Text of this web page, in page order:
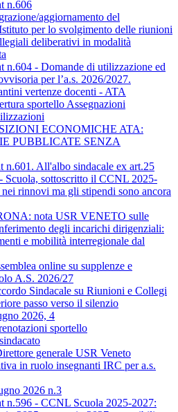
n.606
aggiornamento del
per lo svolgimento delle riunioni
deliberativi in modalità
n.604 - Domande di utilizzazione ed
per l’a.s. 2026/2027.
vertenze docenti - ATA
sportello Assegnazioni
ECONOMICHE ATA:
PUBBLICATE SENZA
n.601. All'albo sindacale ex art.25
Scuola, sottoscritto il CCNL 2025-
rinnovi ma gli stipendi sono ancora
nota USR VENETO sulle
degli incarichi dirigenziali:
e mobilità interregionale dal
online su supplenze e
A.S. 2026/27
Sindacale su Riunioni e Collegi
passo verso il silenzio
2026, 4
sportello
generale USR Veneto
in ruolo insegnanti IRC per a.s.
2026 n.3
n.596 - CCNL Scuola 2025-2027: